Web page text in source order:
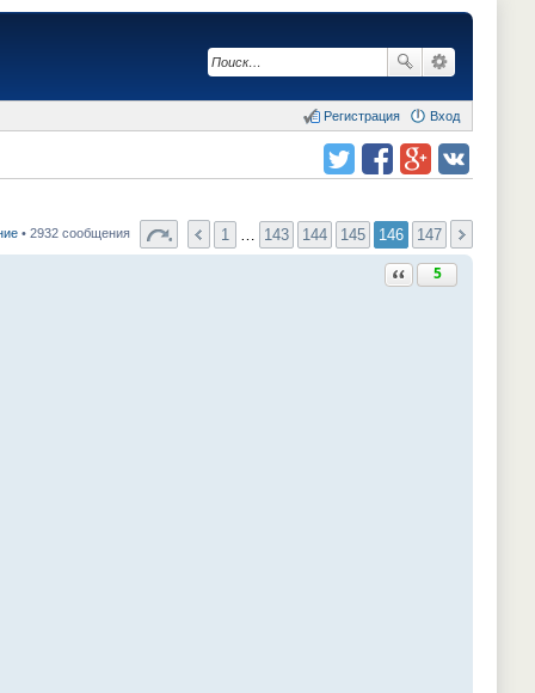
Вход
Регистрация
• 2932 сообщения 1 143 144 145 146 147
Ответить с цитатой
5